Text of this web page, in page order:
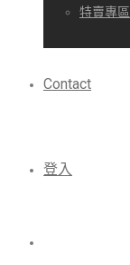
特賣專區
Contact
登入